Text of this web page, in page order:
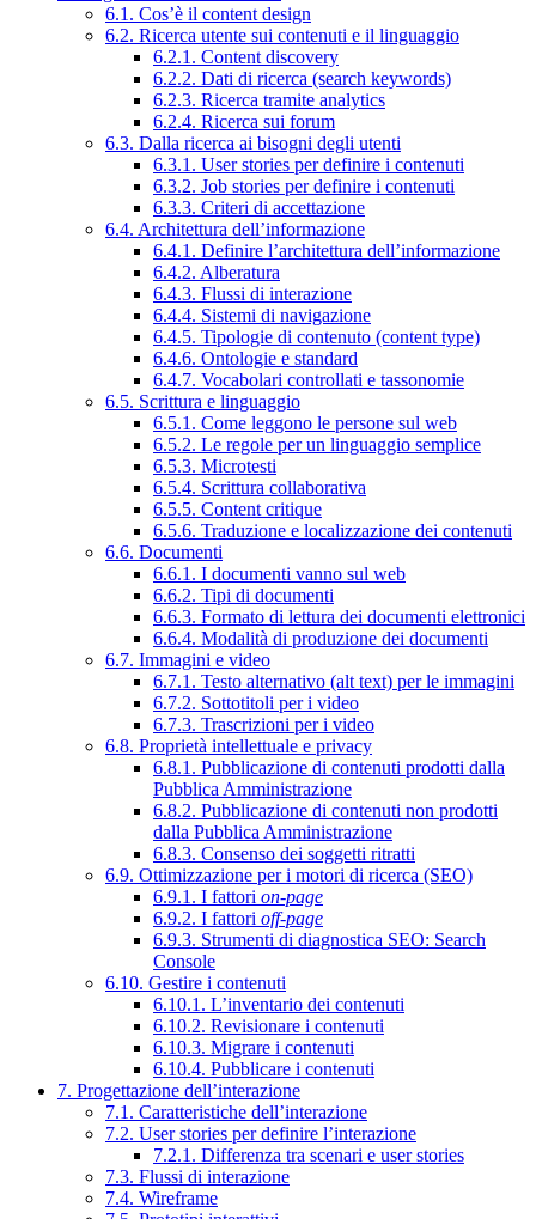
6.1. Cos’è il content design
6.2. Ricerca utente sui contenuti e il linguaggio
6.2.1. Content discovery
6.2.2. Dati di ricerca (search keywords)
6.2.3. Ricerca tramite analytics
6.2.4. Ricerca sui forum
6.3. Dalla ricerca ai bisogni degli utenti
6.3.1. User stories per definire i contenuti
6.3.2. Job stories per definire i contenuti
6.3.3. Criteri di accettazione
6.4. Architettura dell’informazione
6.4.1. Definire l’architettura dell’informazione
6.4.2. Alberatura
6.4.3. Flussi di interazione
6.4.4. Sistemi di navigazione
6.4.5. Tipologie di contenuto (content type)
6.4.6. Ontologie e standard
6.4.7. Vocabolari controllati e tassonomie
6.5. Scrittura e linguaggio
6.5.1. Come leggono le persone sul web
6.5.2. Le regole per un linguaggio semplice
6.5.3. Microtesti
6.5.4. Scrittura collaborativa
6.5.5. Content critique
6.5.6. Traduzione e localizzazione dei contenuti
6.6. Documenti
6.6.1. I documenti vanno sul web
6.6.2. Tipi di documenti
6.6.3. Formato di lettura dei documenti elettronici
6.6.4. Modalità di produzione dei documenti
6.7. Immagini e video
6.7.1. Testo alternativo (alt text) per le immagini
6.7.2. Sottotitoli per i video
6.7.3. Trascrizioni per i video
6.8. Proprietà intellettuale e privacy
6.8.1. Pubblicazione di contenuti prodotti dalla
Pubblica Amministrazione
6.8.2. Pubblicazione di contenuti non prodotti
dalla Pubblica Amministrazione
6.8.3. Consenso dei soggetti ritratti
6.9. Ottimizzazione per i motori di ricerca (SEO)
6.9.1. I fattori on-page
6.9.2. I fattori off-page
6.9.3. Strumenti di diagnostica SEO: Search
Console
6.10. Gestire i contenuti
6.10.1. L’inventario dei contenuti
6.10.2. Revisionare i contenuti
6.10.3. Migrare i contenuti
6.10.4. Pubblicare i contenuti
7. Progettazione dell’interazione
7.1. Caratteristiche dell’interazione
7.2. User stories per definire l’interazione
7.2.1. Differenza tra scenari e user stories
7.3. Flussi di interazione
7.4. Wireframe